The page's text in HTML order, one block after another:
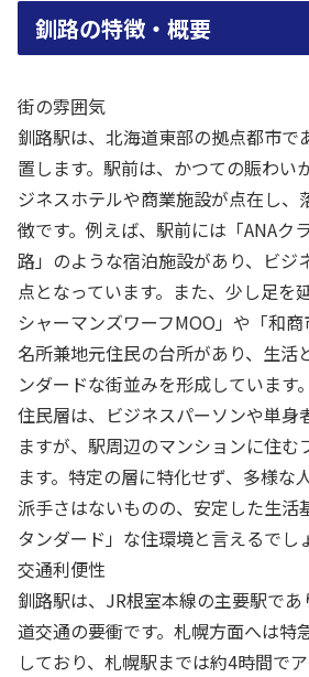
釧路の特徴・概要
街の雰囲気
釧路駅は、北海道東部の拠点都市で
置します。駅前は、かつての賑わい
ジネスホテルや商業施設が点在し、
徴です。例えば、駅前には「ANAク
路」のような宿泊施設があり、ビジ
点となっています。また、少し足を
シャーマンズワーフMOO」や「和
名所兼地元住民の台所があり、生活
ンダードな街並みを形成しています。
住民層は、ビジネスパーソンや単身
ますが、駅周辺のマンションに住む
ます。特定の層に特化せず、多様な
派手さはないものの、安定した生活
タンダード」な住環境と言えるでし
交通利便性
釧路駅は、JR根室本線の主要駅で
道交通の要衝です。札幌方面へは特
しており、札幌駅までは約4時間でア